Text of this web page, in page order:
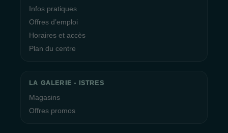
Infos pratiques
Offres d’emploi
Horaires et accès
Plan du centre
LA GALERIE - ISTRES
Magasins
Offres promos